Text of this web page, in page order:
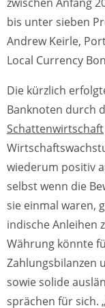
zwischen Anfang
bis unter sieben
Andrew Keirle,
Local Currency
Die kürzlich
Banknoten durch
Schattenwirtschaft
wiederum positiv
selbst wenn die
sie einmal waren,
indische Anleihen
Währung könnte
Zahlungsbilanzen
sowie solide
sprächen für sich.